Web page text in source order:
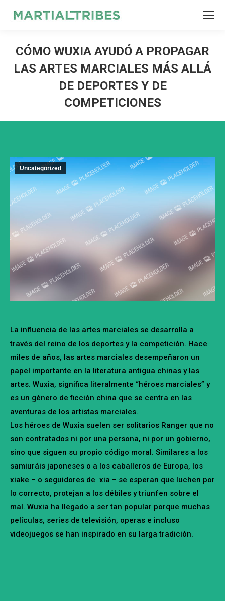
CÓMO WUXIA AYUDÓ A PROPAGAR
LAS ARTES MARCIALES MÁS ALLÁ
DE DEPORTES Y DE
COMPETICIONES
Uncategorized
La influencia de las artes marciales se desarrolla a
través del reino de los deportes y la competición. Hace
miles de años, las artes marciales desempeñaron un
papel importante en la literatura antigua chinas y las
artes. Wuxia, significa literalmente “héroes marciales” y
es un género de ficción china que se centra en las
aventuras de los artistas marciales.
Los héroes de Wuxia suelen ser solitarios Ranger que no
son contratados ni por una persona, ni por un gobierno,
sino que siguen su propio código moral. Similares a los
samiuráis japoneses o a los caballeros de Europa, los
xiake – o seguidores de xia – se esperan que luchen por
lo correcto, protejan a los débiles y triunfen sobre el
mal. Wuxia ha llegado a ser tan popular porque muchas
películas, series de televisión, operas e incluso
videojuegos se han inspirado en su larga tradición.